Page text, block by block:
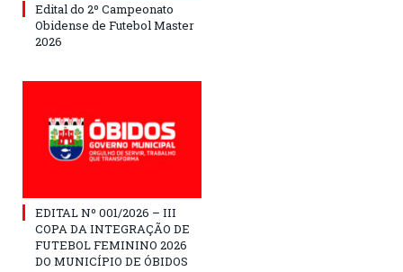
Edital do 2º Campeonato
Obidense de Futebol Master
2026
EDITAL Nº 001/2026 – III
COPA DA INTEGRAÇÃO DE
FUTEBOL FEMININO 2026
DO MUNICÍPIO DE ÓBIDOS